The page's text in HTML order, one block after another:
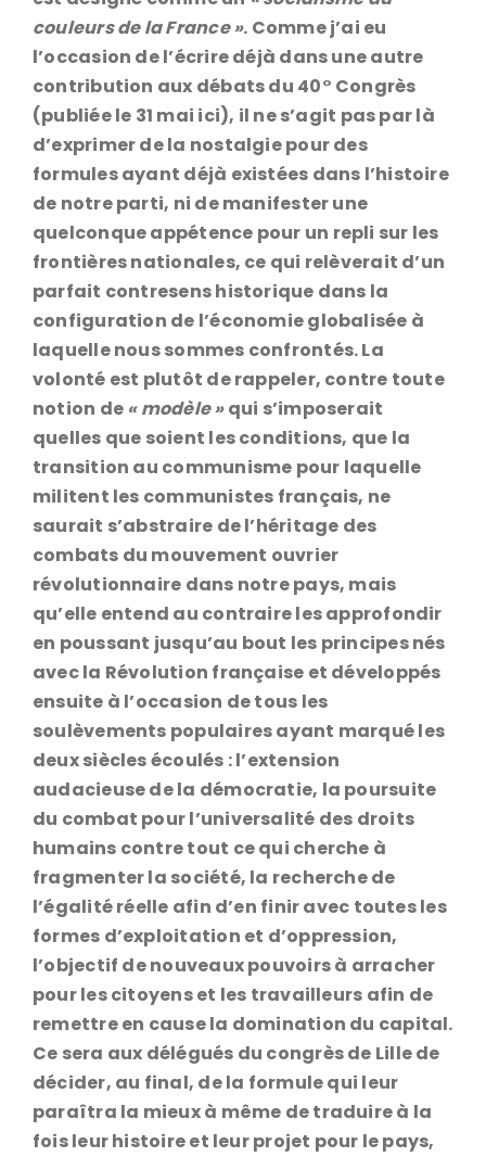
couleurs de la France ». Comme j’ai eu
l’occasion de l’écrire déjà dans une autre
contribution aux débats du 40° Congrès
(publiée le 31 mai ici), il ne s’agit pas par là
d’exprimer de la nostalgie pour des
formules ayant déjà existées dans l’histoire
de notre parti, ni de manifester une
quelconque appétence pour un repli sur les
frontières nationales, ce qui relèverait d’un
parfait contresens historique dans la
configuration de l’économie globalisée à
laquelle nous sommes confrontés. La
volonté est plutôt de rappeler, contre toute
notion de « modèle »qui s’imposerait
quelles que soient les conditions, que la
transition au communisme pour laquelle
militent les communistes français, ne
saurait s’abstraire de l’héritage des
combats du mouvement ouvrier
révolutionnaire dans notre pays, mais
qu’elle entend au contraire les approfondir
en poussant jusqu’au bout les principes nés
avec la Révolution française et développés
ensuite à l’occasion de tous les
soulèvements populaires ayant marqué les
deux siècles écoulés : l’extension
audacieuse de la démocratie, la poursuite
du combat pour l’universalité des droits
humains contre tout ce qui cherche à
fragmenter la société, la recherche de
l’égalité réelle afin d’en finir avec toutes les
formes d’exploitation et d’oppression,
l’objectif de nouveaux pouvoirs à arracher
pour les citoyens et les travailleurs afin de
remettre en cause la domination du capital.
Ce sera aux délégués du congrès de Lille de
décider, au final, de la formule qui leur
paraîtra la mieux à même de traduire à la
fois leur histoire et leur projet pour le pays,